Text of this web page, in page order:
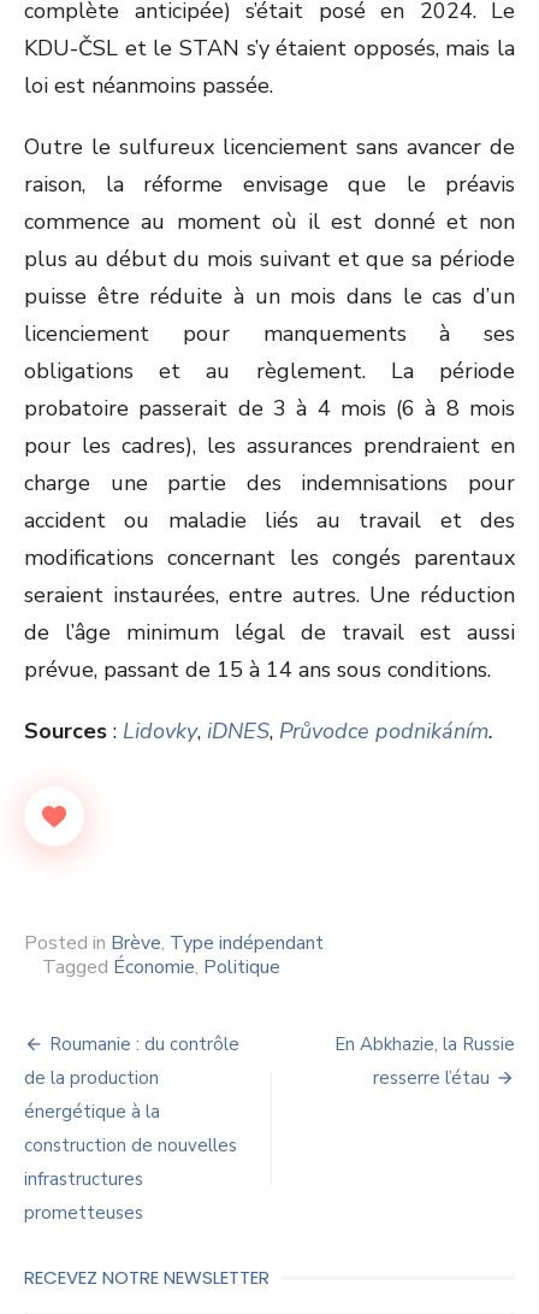
complète anticipée) s’était posé en 2024. Le
KDU-ČSL et le STAN s’y étaient opposés, mais la
loi est néanmoins passée.
Outre le sulfureux licenciement sans avancer de
raison, la réforme envisage que le préavis
commence au moment où il est donné et non
plus au début du mois suivant et que sa période
puisse être réduite à un mois dans le cas d’un
licenciement pour manquements à ses
obligations et au règlement. La période
probatoire passerait de 3 à 4 mois (6 à 8 mois
pour les cadres), les assurances prendraient en
charge une partie des indemnisations pour
accident ou maladie liés au travail et des
modifications concernant les congés parentaux
seraient instaurées, entre autres. Une réduction
de l’âge minimum légal de travail est aussi
prévue, passant de 15 à 14 ans sous conditions.
Sources : Lidovky, iDNES, Průvodce podnikáním.
Posted in Brève, Type indépendant
Tagged Économie, Politique
Navigation
de
l’article
Roumanie : du contrôle
de la production
énergétique à la
construction de nouvelles
infrastructures
prometteuses
En Abkhazie, la Russie
resserre l’étau
RECEVEZ NOTRE NEWSLETTER